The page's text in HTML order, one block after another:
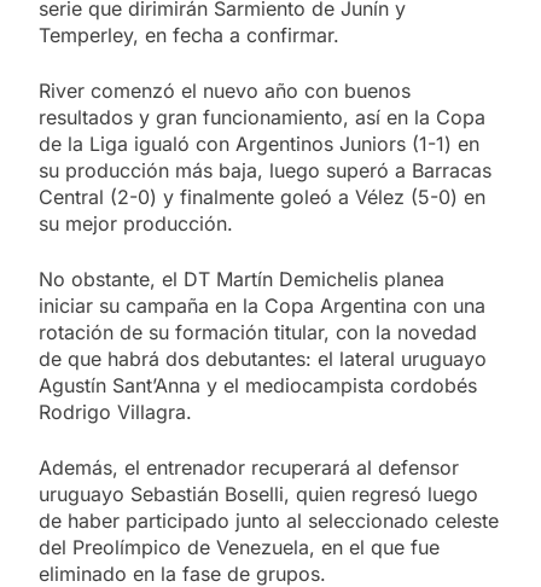
serie que dirimirán Sarmiento de Junín y
Temperley, en fecha a confirmar.
River comenzó el nuevo año con buenos
resultados y gran funcionamiento, así en la Copa
de la Liga igualó con Argentinos Juniors (1-1) en
su producción más baja, luego superó a Barracas
Central (2-0) y finalmente goleó a Vélez (5-0) en
su mejor producción.
No obstante, el DT Martín Demichelis planea
iniciar su campaña en la Copa Argentina con una
rotación de su formación titular, con la novedad
de que habrá dos debutantes: el lateral uruguayo
Agustín Sant’Anna y el mediocampista cordobés
Rodrigo Villagra.
Además, el entrenador recuperará al defensor
uruguayo Sebastián Boselli, quien regresó luego
de haber participado junto al seleccionado celeste
del Preolímpico de Venezuela, en el que fue
eliminado en la fase de grupos.